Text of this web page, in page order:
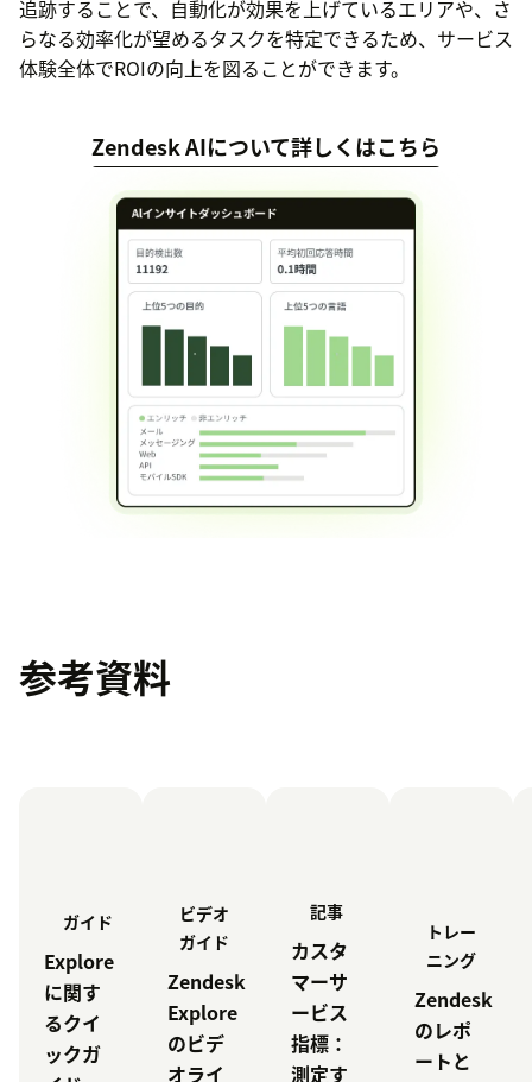
追跡することで、自動化が効果を上げているエリアや、さ
らなる効率化が望めるタスクを特定できるため、サービス
体験全体でROIの向上を図ることができます。
Zendesk AIについて詳しくはこちら
参考資料
ガイド
Explore
に関す
るクイ
ックガ
ビデオ
ガイド
Zendesk
Explore
のビデ
オライ
記事
カスタ
マーサ
ービス
指標：
測定す
トレー
ニング
Zendesk
のレポ
ートと